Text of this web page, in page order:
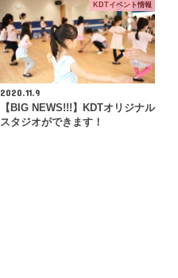
KDTイベント情報
2020.11.9
【BIG NEWS!!!】KDTオリジナル
スタジオができます！